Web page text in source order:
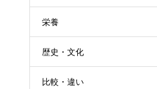
栄養
歴史・文化
比較・違い